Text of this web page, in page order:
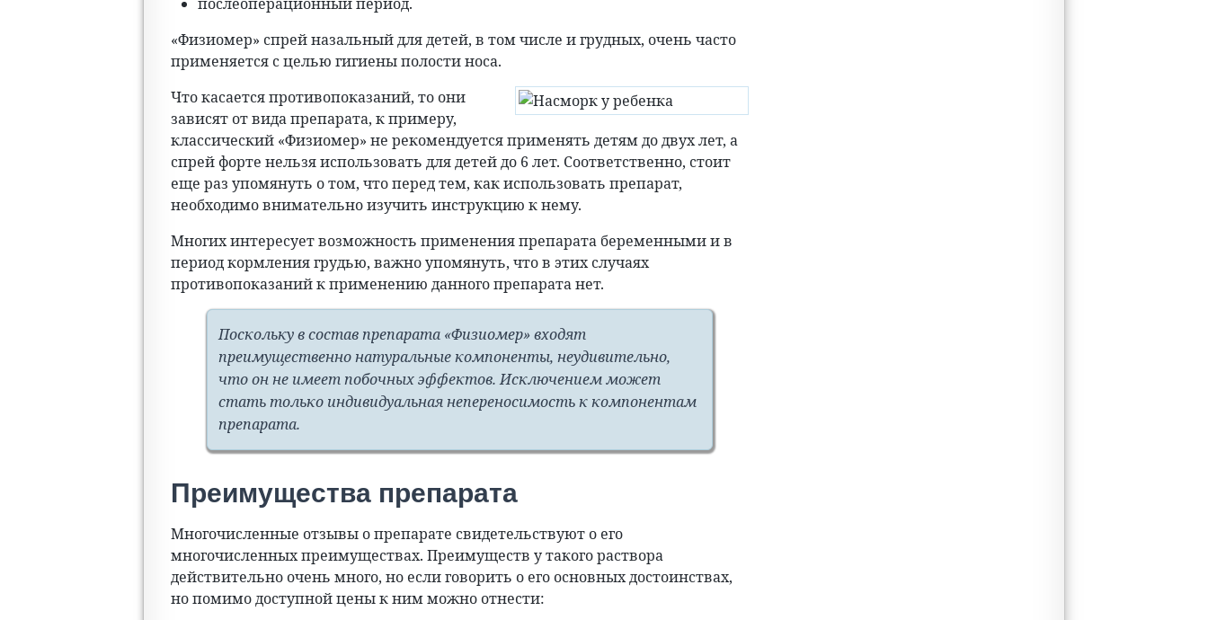
«Физиомер» спрей назальный для детей, в том числе и грудных, очень часто
применяется с целью гигиены полости носа.
Что касается противопоказаний, то они
зависят от вида препарата, к примеру,
классический «Физиомер» не рекомендуется применять детям до двух лет, а
спрей форте нельзя использовать для детей до 6 лет. Соответственно, стоит
еще раз упомянуть о том, что перед тем, как использовать препарат,
необходимо внимательно изучить инструкцию к нему.
Многих интересует возможность применения препарата беременными и в
период кормления грудью, важно упомянуть, что в этих случаях
противопоказаний к применению данного препарата нет.
Поскольку в состав препарата «Физиомер» входят
преимущественно натуральные компоненты, неудивительно,
что он не имеет побочных эффектов. Исключением может
стать только индивидуальная непереносимость к компонентам
препарата.
Преимущества препарата
Многочисленные отзывы о препарате свидетельствуют о его
многочисленных преимуществах. Преимуществ у такого раствора
действительно очень много, но если говорить о его основных достоинствах,
но помимо доступной цены к ним можно отнести: